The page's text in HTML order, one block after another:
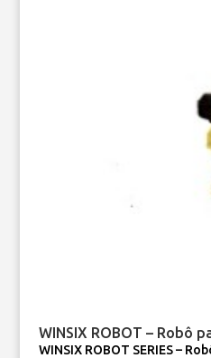
WINSIX ROBOT – Robô
WINSIX ROBOT SERIES –